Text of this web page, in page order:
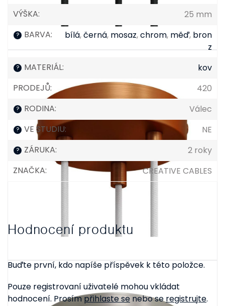
VÝŠKA: 25 mm
? BARVA: bílá,černá, mosaz,chrom, měď, bron
z
? MATERIÁL:
kov
PRODEJŮ: 420
? RODINA: Válec
? VE STUDIU: NE
? ZÁRUKA:
2 roky
ZNAČKA: CREATIVE CABLES
Hodnocení produktu
Buďte první, kdo napíše příspěvek k této položce.
Pouze registrovaní uživatelé mohou vkládat
hodnocení. Prosímpřihlaste se nebo seregistrujte.